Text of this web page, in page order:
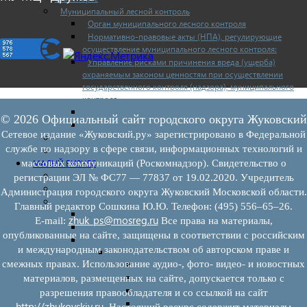
Муниципальный лесной контроль
Орган муниципального лесного контроля
Нормативно-правовые акты (НПА), регулирующие
осуществление муниципального лесного контроля:
Управление рисками причинения вреда (ущерба)
охраняемым законом ценностям при осуществлении
государственного контроля (надзора), муниципального
контроля
Доклады муниципального лесного контроля
Муниципальный контроль за ЕТО
Муниципальный контроль в сфере благоустройства
МАЛЫЙ БИЗНЕС
Прием предпринимателей
Новости МСП
Поддержка МСП
Поддержка МСП
Финансовая поддержка
Имущественная поддержка
Нормативно-правовые акты
Федеральное законодательство
Региональное законодательство
Порядок формирования и ведения
Порядок предоставления имущества из
© 2026 Официальный сайт городского округа Жуковский
Сетевое издание «Жуковский.ру» зарегистрировано в Федеральной
службе по надзору в сфере связи, информационных технологий и
массовых коммуникаций (Роскомнадзор). Свидетельство о
регистрации ЭЛ № ФС77 — 77837 от 19.02.2020. Учредитель
Администрация городского округа Жуковский Московской области.
Главный редактор Сошкина Ю.Ю. Телефон: (495) 556–65–26.
E‑mail: zhuk_ps@mosreg.ruВсе права на материалы,
опубликованные на сайте, защищены в соответствии с российским
и международным законодательством об авторском праве и
смежных правах. Использование аудио-, фото- видео- и новостных
материалов, размещенных на сайте, допускается только с
разрешения правообладателя и со ссылкой на сайт